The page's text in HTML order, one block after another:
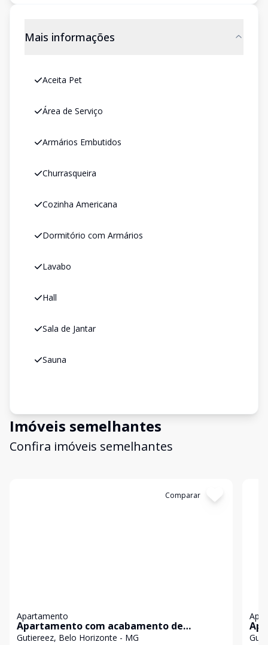
Mais informações
Aceita Pet
Área de Serviço
Armários Embutidos
Churrasqueira
Cozinha Americana
Dormitório com Armários
Lavabo
Hall
Sala de Jantar
Sauna
Imóveis semelhantes
Confira imóveis semelhantes
Comparar
Apartamento
Apartamento com acabamento de
primeira linha
Gutiereez, Belo Horizonte - MG